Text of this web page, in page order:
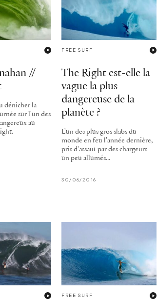
//
dénicher la
sur l'un des
au
FREE SURF
The Right est-elle la
vague la plus
dangereuse de la
planète ?
L'un des plus gros slabs du
monde en feu l'année dernière,
pris d'assaut par des chargeurs
un peu allumés...
30/06/2016
FREE SURF